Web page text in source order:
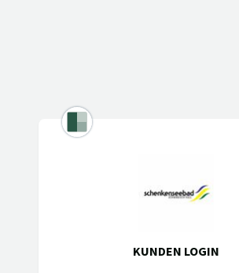
Hilfe & Info
KUNDEN LOGIN